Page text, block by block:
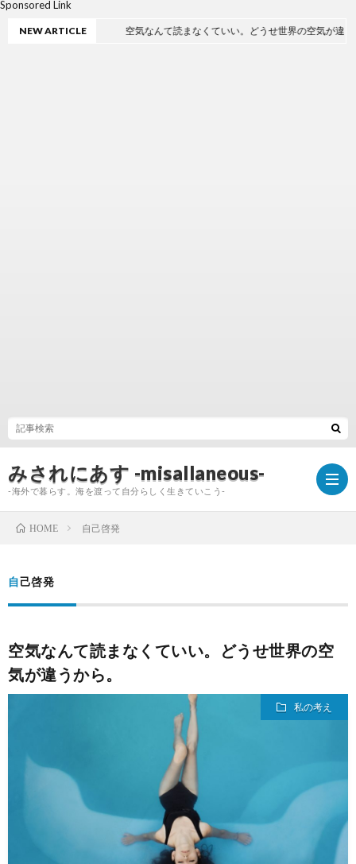
Sponsored Link
みされにあす -misallaneous-
-海外で暮らす。海を渡って自分らしく生きていこう-
My
NEW ARTICLE 空気なんて読まなくていい。どうせ世界の空気が違うから。
HOME 自己啓発
自己啓発
空気なんて読まなくていい。どうせ世界の空
気が違うから。
私の考え